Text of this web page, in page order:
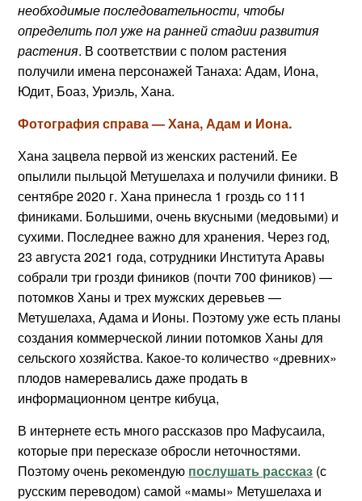
необходимые последовательности, чтобы
определить пол уже на ранней стадии развития
растения. В соответствии с полом растения
получили имена персонажей Танаха: Адам, Иона,
Юдит, Боаз, Уриэль, Хана.
Фотография справа — Хана, Адам и Иона.
Хана зацвела первой из женских растений. Ее
опылили пыльцой Метушелаха и получили финики. В
сентябре 2020 г. Хана принесла 1 гроздь со 111
финиками. Большими, очень вкусными (медовыми) и
сухими. Последнее важно для хранения. Через год,
23 августа 2021 года, сотрудники Института Аравы
собрали три грозди фиников (почти 700 фиников) —
потомков Ханы и трех мужских деревьев —
Метушелаха, Адама и Ионы. Поэтому уже есть планы
создания коммерческой линии потомков Ханы для
сельского хозяйства. Какое-то количество «древних»
плодов намеревались даже продать в
информационном центре кибуца,
В интернете есть много рассказов про Мафусаила,
которые при пересказе обросли неточностями.
Поэтому очень рекомендую послушать рассказ (с
русским переводом) самой «мамы» Метушелаха и